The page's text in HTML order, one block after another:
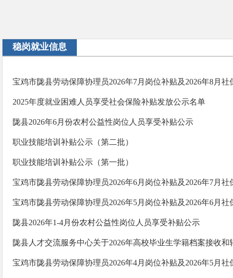
稳岗就业信息
宝鸡市陇县劳动保障协理员2026年7月岗位补贴及2026年8月社
2025年度就业困难人员享受社会保险补贴发放公示名单
陇县2026年6月份农村公益性岗位人员享受补贴公示
职业技能培训补贴公示（第二批）
职业技能培训补贴公示（第一批）
宝鸡市陇县劳动保障协理员2026年6月岗位补贴及2026年7月社
宝鸡市陇县劳动保障协理员2026年5月岗位补贴及2026年6月社
陇县2026年1-4月份农村公益性岗位人员享受补贴公示
陇县人才交流服务中心关于2026年高校毕业生学籍档案接收和
宝鸡市陇县劳动保障协理员2026年4月岗位补贴及2026年5月社